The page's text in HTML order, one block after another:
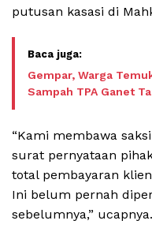
putusan kasasi di
Gempar, Warga
Sampah TPA Ganet
“Kami membawa
surat pernyataan
total pembayaran
Ini belum pernah
sebelumnya,” ucapnya.